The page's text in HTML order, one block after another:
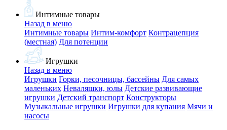
Интимные товары
Назад в меню
Интимные товары Интим-комфорт Контрацепция
(местная) Для потенции
Игрушки
Назад в меню
Игрушки Горки, песочницы, бассейны Для самых
маленьких Неваляшки, юлы Детские развивающие
игрушки Детский транспорт Конструкторы
Музыкальные игрушки Игрушки для купания Мячи и
насосы